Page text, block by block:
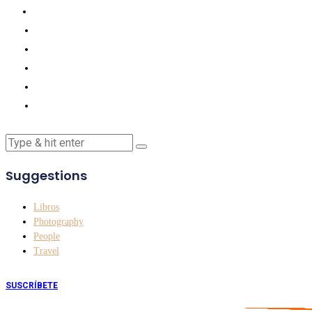
Suggestions
Libros
Photography
People
Travel
SUSCRÍBETE